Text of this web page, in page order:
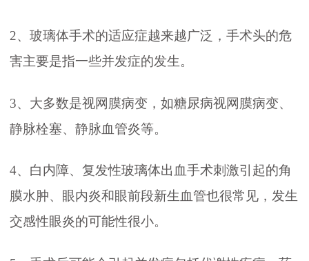
2、玻璃体手术的适应症越来越广泛，手术头的危
害主要是指一些并发症的发生。
3、大多数是视网膜病变，如糖尿病视网膜病变、
静脉栓塞、静脉血管炎等。
4、白内障、复发性玻璃体出血手术刺激引起的角
膜水肿、眼内炎和眼前段新生血管也很常见，发生
交感性眼炎的可能性很小。